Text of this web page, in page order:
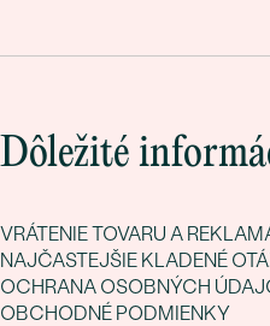
Dôležité
VRÁTENIE TOVARU A
NAJČASTEJŠIE KLADENÉ
OCHRANA OSOBNÝCH
OBCHODNÉ PODMIENKY